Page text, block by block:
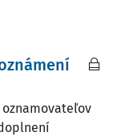
oznamovateľov